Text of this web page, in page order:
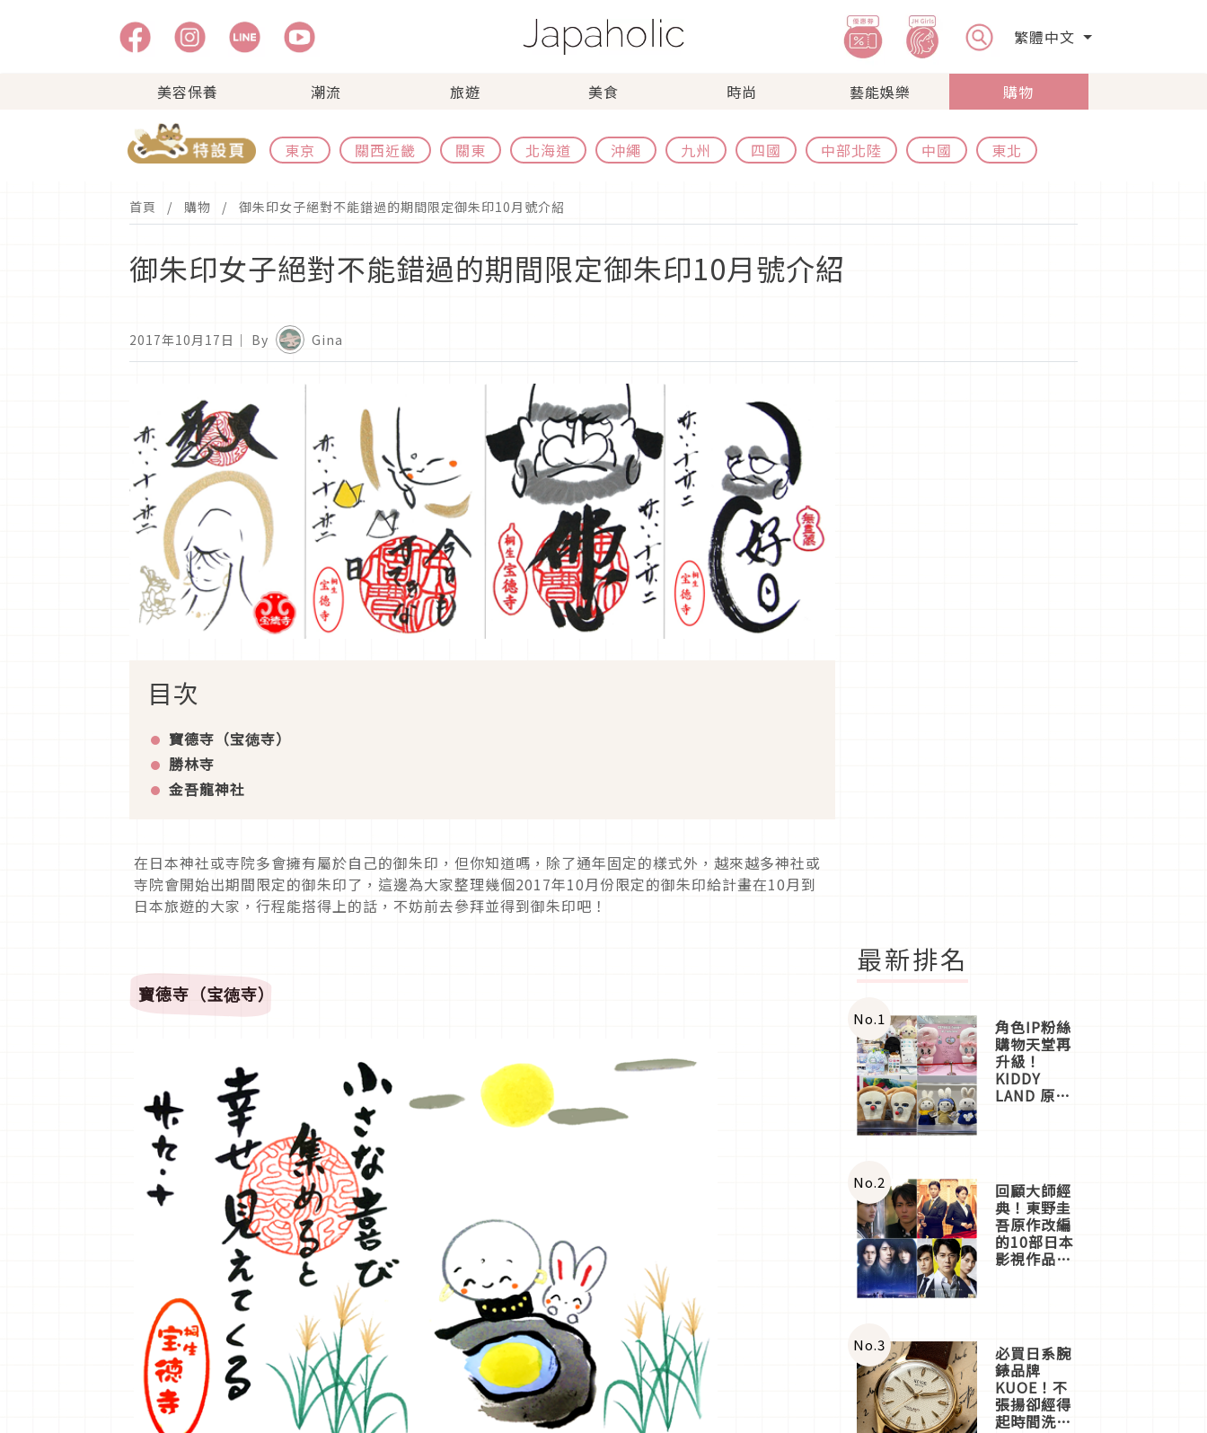
繁體中文
美容保養 潮流 旅遊 美食 時尚 藝能娛樂 購物
東京 關西近畿 關東 北海道 沖繩 九州 四國 中部北陸 中國 東北
首頁 購物 御朱印女子絕對不能錯過的期間限定御朱印10月號介紹
御朱印女子絕對不能錯過的期間限定御朱印10月號介紹
2017年10月17日 ｜ By Gina
目次
寶德寺（宝徳寺）
勝林寺
金吾龍神社
在日本神社或寺院多會擁有屬於自己的御朱印，但你知道嗎，除了通年固定的樣式外，越來越多神社或
寺院會開始出期間限定的御朱印了，這邊為大家整理幾個2017年10月份限定的御朱印給計畫在10月到
日本旅遊的大家，行程能搭得上的話，不妨前去參拜並得到御朱印吧！
寶德寺（宝徳寺）
最新排名
No.1 角色IP粉絲
購物天堂再
升級！
KIDDY
LAND 原宿
店3分即達
No.2 回顧大師經
典！東野圭
吾原作改編
的10部日本
影視作品推
No.3 必買日系腕
錶品牌
KUOE！不
張揚卻經得
起時間洗鍊